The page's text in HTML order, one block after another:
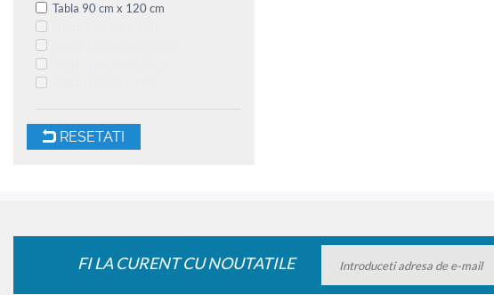
Tabla 90 cm x 120 cm
RESETATI
FI LA CURENT CU NOUTATILE